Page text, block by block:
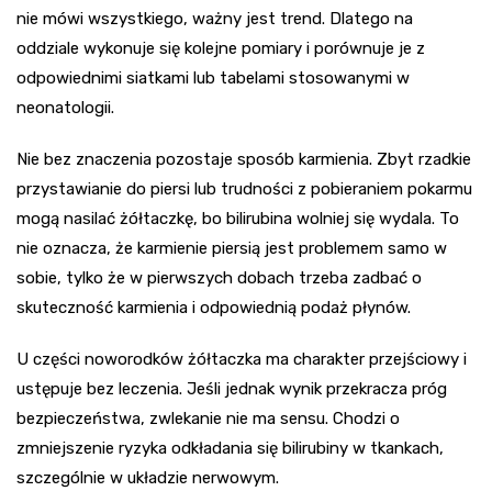
nie mówi wszystkiego, ważny jest trend. Dlatego na
oddziale wykonuje się kolejne pomiary i porównuje je z
odpowiednimi siatkami lub tabelami stosowanymi w
neonatologii.
Nie bez znaczenia pozostaje sposób karmienia. Zbyt rzadkie
przystawianie do piersi lub trudności z pobieraniem pokarmu
mogą nasilać żółtaczkę, bo bilirubina wolniej się wydala. To
nie oznacza, że karmienie piersią jest problemem samo w
sobie, tylko że w pierwszych dobach trzeba zadbać o
skuteczność karmienia i odpowiednią podaż płynów.
U części noworodków żółtaczka ma charakter przejściowy i
ustępuje bez leczenia. Jeśli jednak wynik przekracza próg
bezpieczeństwa, zwlekanie nie ma sensu. Chodzi o
zmniejszenie ryzyka odkładania się bilirubiny w tkankach,
szczególnie w układzie nerwowym.